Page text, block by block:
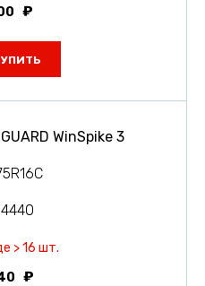
WinSpike 3
> 16 шт.